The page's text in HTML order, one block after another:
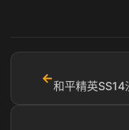
←
和平精英